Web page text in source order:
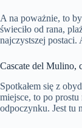
A na poważnie, to
świeciło od rana,
najczystszej
Cascate del Mulino,
Spotkałem się z
miejsce, to po
odpoczynku. Jest tu